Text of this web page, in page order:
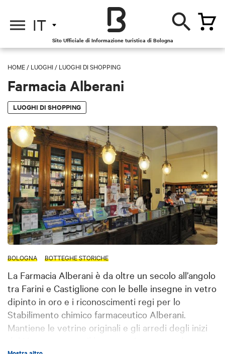
IT
Sito Ufficiale di Informazione turistica di Bologna
HOME / LUOGHI / LUOGHI DI SHOPPING
Farmacia Alberani
LUOGHI DI SHOPPING
BOLOGNA BOTTEGHE STORICHE
La Farmacia Alberani è da oltre un secolo all’angolo
tra Farini e Castiglione con le belle insegne in vetro
dipinto in oro e i riconoscimenti regi per lo
Stabilimento chimico farmaceutico Alberani.
Mantiene le vetrine originali e gli arredi degli inizi